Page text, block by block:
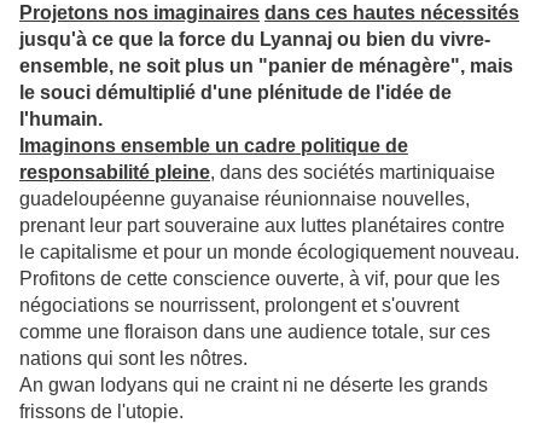
Projetons nos imaginaires dans ces hautes nécessités
jusqu'à ce que la force du Lyannaj ou bien du vivre-
ensemble, ne soit plus un "panier de ménagère", mais
le souci démultiplié d'une plénitude de l'idée de
l'humain.
Imaginons ensemble un cadre politique de
responsabilité pleine, dans des sociétés martiniquaise
guadeloupéenne guyanaise réunionnaise nouvelles,
prenant leur part souveraine aux luttes planétaires contre
le capitalisme et pour un monde écologiquement nouveau.
Profitons de cette conscience ouverte, à vif, pour que les
négociations se nourrissent, prolongent et s'ouvrent
comme une floraison dans une audience totale, sur ces
nations qui sont les nôtres.
An gwan lodyans qui ne craint ni ne déserte les grands
frissons de l'utopie.